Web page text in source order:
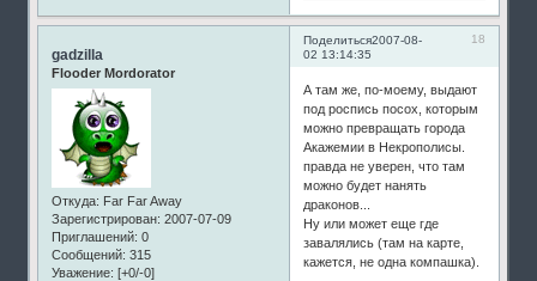
Поделиться 18
2007-08-
02 13:14:35
gadzilla
Flooder Mordorator
Откуда: Far Far Away
Зарегистрирован: 2007-07-09
Приглашений: 0
Сообщений: 315
Уважение: [+0/-0]
А там же, по-моему, выдают
под роспись посох, которым
можно превращать города
Акажемии в Некрополисы.
правда не уверен, что там
можно будет нанять
драконов...
Ну или может еще где
завалялись (там на карте,
кажется, не одна компашка).